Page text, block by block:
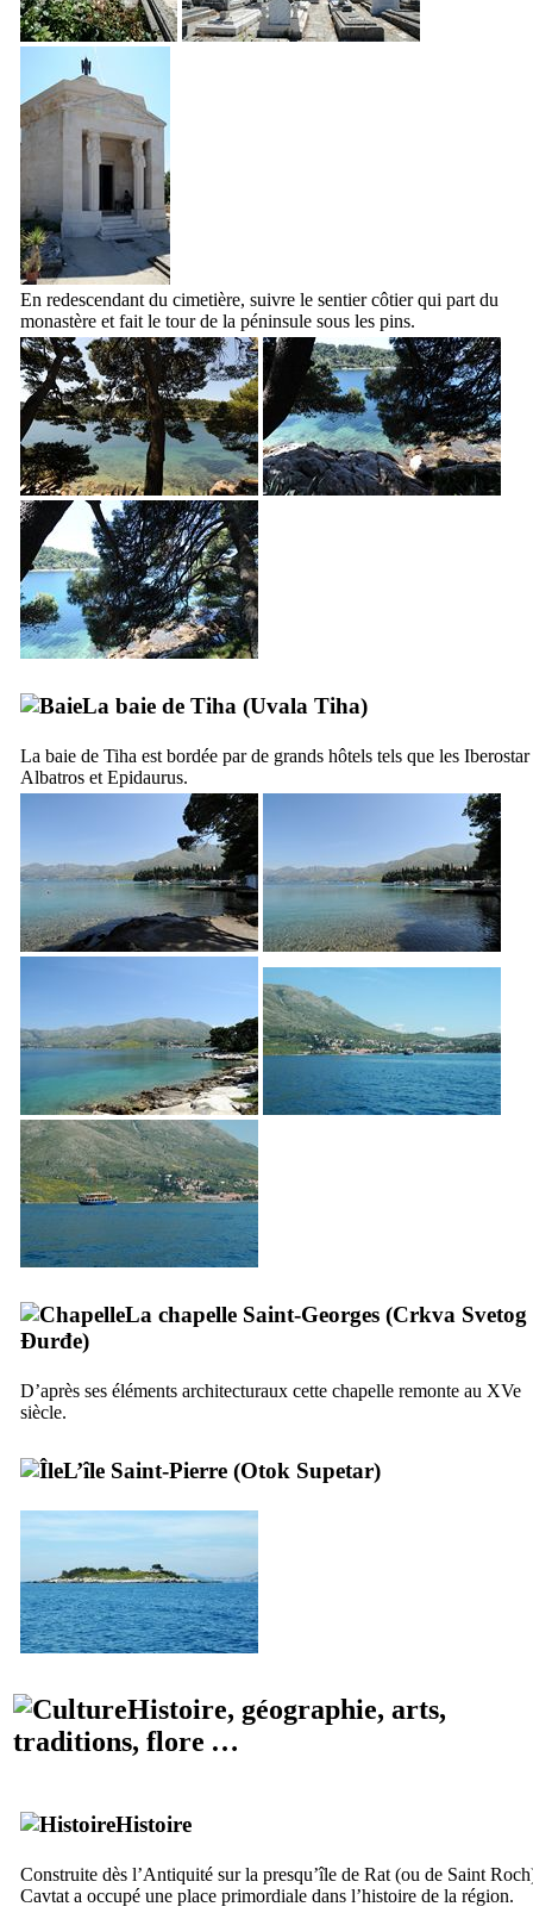
En redescendant du cimetière, suivre le sentier côtier qui part du
monastère et fait le tour de la péninsule sous les pins.
La baie de Tiha (Uvala Tiha)
La baie de Tiha est bordée par de grands hôtels tels que les Iberostar
Albatros et Epidaurus.
La chapelle Saint-Georges (Crkva Svetog
Đurđe)
D’après ses éléments architecturaux cette chapelle remonte au XVe
siècle.
L’île Saint-Pierre (Otok Supetar)
Histoire, géographie, arts,
traditions, flore …
Histoire
Construite dès l’Antiquité sur la presqu’île de Rat (ou de Saint
Cavtat a occupé une place primordiale dans l’histoire de la région.